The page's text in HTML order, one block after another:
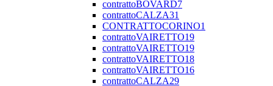
contrattoBOVARD7
contrattoCALZA31
CONTRATTOCORINO1
contrattoVAIRETTO19
contrattoVAIRETTO19
contrattoVAIRETTO18
contrattoVAIRETTO16
contrattoCALZA29